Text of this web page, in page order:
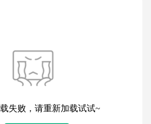
失败，请重新加载试试~